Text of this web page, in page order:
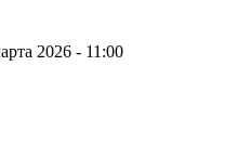
2026 - 11:00